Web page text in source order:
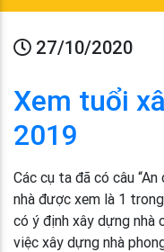
27/10/2020
Xem tuổi
2019
Các cụ ta đã có câu
nhà được xem là 1
có ý định xây dựng nhà
việc xây dựng nhà